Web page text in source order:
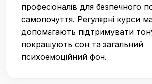
професіоналів для безпечного
самопочуття. Регулярні курси
допомагають підтримувати
покращують сон та загальний
психоемоційний фон.